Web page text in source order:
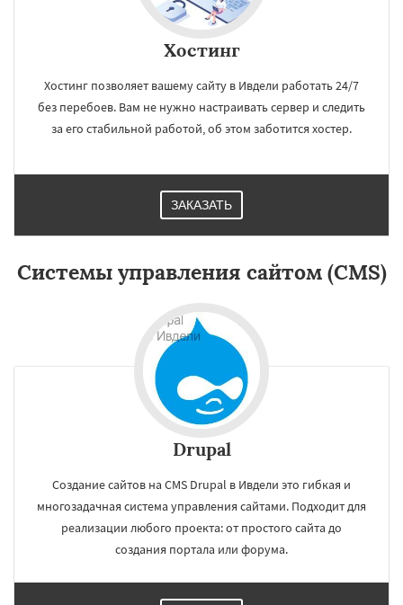
Работаем по
регионам
Каменск-Уральский Камышлов
Кировград
Красноуральск
Кушва
Лесной
Нижние Серги
Нижняя Салда
Новая Ляля Новоуральск
Полевской Ревда
Североуральск Серов Среднеуральск
Сухой Лог
Талица
Туринск
Хостинг
Хостинг позволяет вашему сайту в Ивдели работать 24/7
без перебоев. Вам не нужно настраивать сервер и следить
за его стабильной работой, об этом заботится хостер.
ЗАКАЗАТЬ
Системы управления сайтом (CMS)
Drupal
Создание сайтов на CMS Drupal в Ивдели это гибкая и
многозадачная система управления сайтами. Подходит для
реализации любого проекта: от простого сайта до
создания портала или форума.
Даю согласие на обработку персональных данных